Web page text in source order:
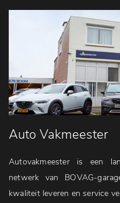
Auto Vakmeester
Autovakmeester is een
netwerk van BOVAG-
kwaliteit leveren en service